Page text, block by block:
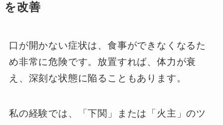
を改善
口が開かない症状は、食事ができなくなるた
め非常に危険です。放置すれば、体力が衰
え、深刻な状態に陥ることもあります。
私の経験では、「下関」または「火主」のツ